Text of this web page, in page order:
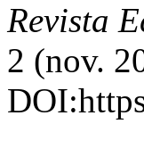
Revista
2 (nov.